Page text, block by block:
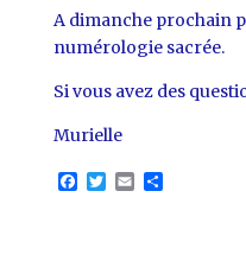
A dimanche prochain
numérologie sacrée.
Si vous avez des
Murielle
F
T E
P